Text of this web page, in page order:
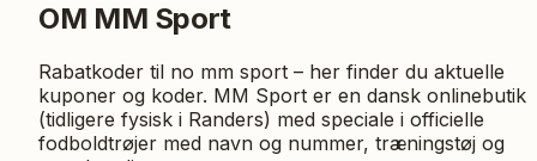
OM MM Sport
Rabatkoder til no mm sport – her finder du aktuelle
kuponer og koder. MM Sport er en dansk onlinebutik
(tidligere fysisk i Randers) med speciale i officielle
fodboldtrøjer med navn og nummer, træningstøj og